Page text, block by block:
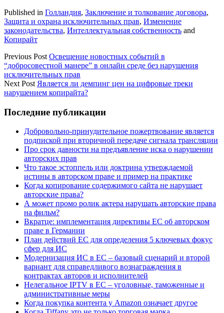
Published in Голландия, Заключение и толкование договора,
Защита и охрана исключительных прав, Изменение
законодательства, Интеллектуальная собственность and
Копирайт
Previous Post Освещение новостных событий в
“добросовестной манере” в онлайн среде без нарушения
исключительных прав
Next Post Является ли демпинг цен на цифровые треки
нарушением копирайта?
Sidebar
Последние публикации
Добровольно-принудительное пожертвование является
подпиской при вторичной передаче сигнала трансляции
Про срок давности на предъявление иска о нарушении
авторских прав
Что такое эстоппель или доктрина утверждаемой
истины в авторском праве и пример на практике
Когда копирование содержимого сайта не нарушает
авторские права?
А может промо ролик актера нарушать авторские права
на фильм?
Вкратце: имплементация директивы ЕС об авторском
праве в Германии
План действий ЕС для определения 5 ключевых фокус
сфер для ИС
Модернизация ИС в ЕС – базовый сценарий и второй
вариант для справедливого вознаграждения в
контрактах авторов и исполнителей
Нелегальное IPTV в ЕС – уголовные, таможенные и
административные меры
Когда покупка контента у Amazon означает другое